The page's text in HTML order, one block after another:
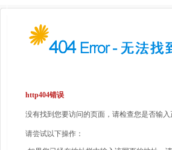
http404错误
没有找到您要访问的页面，请检查您是否输入
请尝试以下操作：